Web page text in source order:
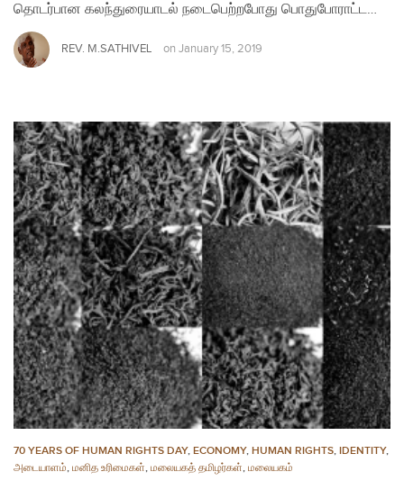
தொடர்பான கலந்துரையாடல் நடைபெற்றபோது பொதுபோராட்ட…
REV. M.SATHIVEL on January 15, 2019
70 YEARS OF HUMAN RIGHTS DAY, ECONOMY, HUMAN RIGHTS, IDENTITY,
அடையாளம், மனித உரிமைகள், மலையகத் தமிழர்கள், மலையகம்